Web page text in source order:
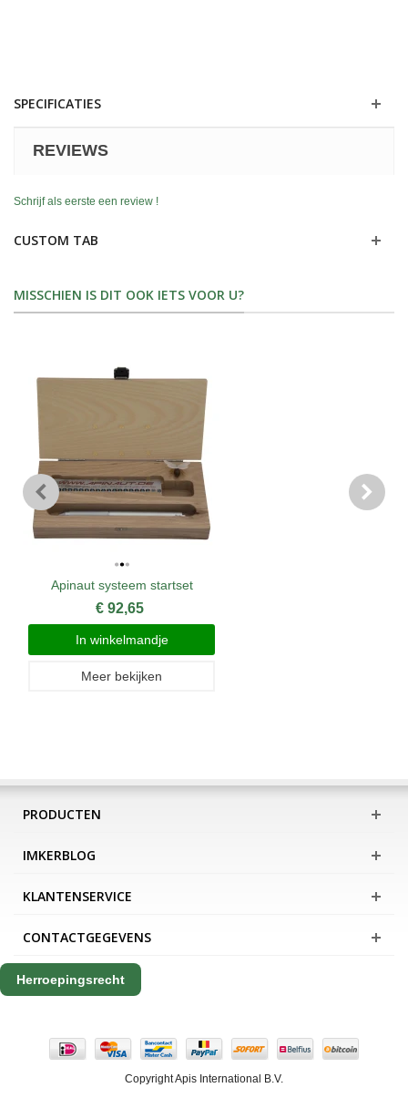
SPECIFICATIES
REVIEWS
Schrijf als eerste een review !
CUSTOM TAB
MISSCHIEN IS DIT OOK IETS VOOR U?
Apinaut systeem startset
€ 92,65
In winkelmandje
Meer bekijken
PRODUCTEN
IMKERBLOG
KLANTENSERVICE
CONTACTGEGEVENS
Herroepingsrecht
Copyright Apis International B.V.